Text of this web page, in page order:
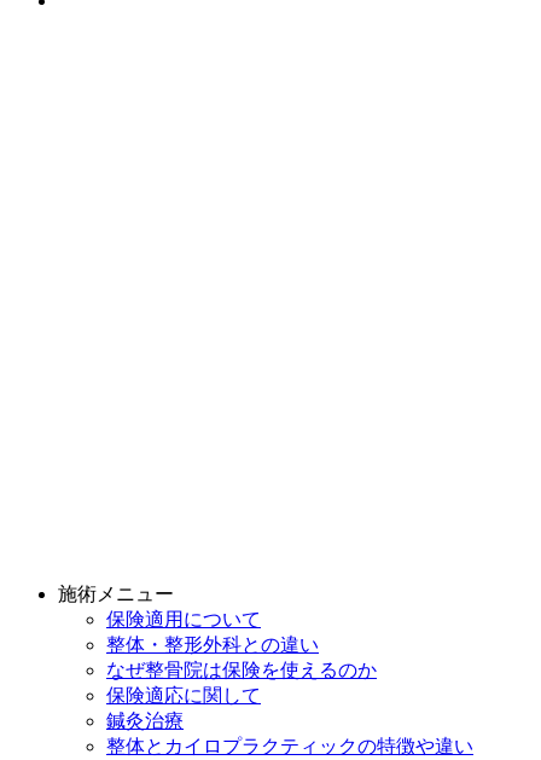
施術メニュー
保険適用について
整体・整形外科との違い
なぜ整骨院は保険を使えるのか
保険適応に関して
鍼灸治療
整体とカイロプラクティックの特徴や違い